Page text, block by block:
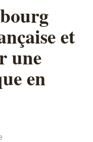
et
une
en